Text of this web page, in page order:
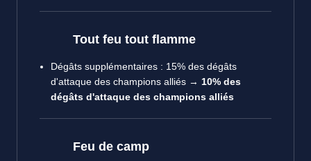
Tout feu tout flamme
Dégâts supplémentaires : 15% des dégâts
d'attaque des champions alliés → 10% des
dégâts d'attaque des champions alliés
Feu de camp